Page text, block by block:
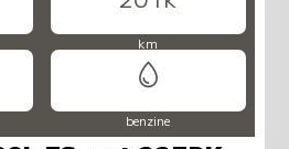
km
benzine